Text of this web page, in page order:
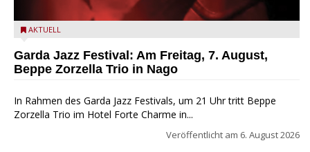
Beppe Zorzella Trio zu Gast beim Garda Jazz Festival
AKTUELL
Garda Jazz Festival: Am Freitag, 7. August,
Beppe Zorzella Trio in Nago
In Rahmen des Garda Jazz Festivals, um 21 Uhr tritt Beppe
Zorzella Trio im Hotel Forte Charme in...
Veröffentlicht am 6. August 2026